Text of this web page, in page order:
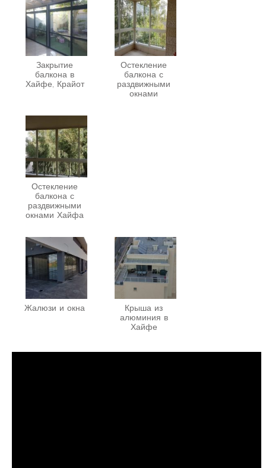
Закрытие
балкона в
Хайфе, Крайот
Остекление
балкона с
раздвижными
окнами
Остекление
балкона с
раздвижными
окнами Хайфа
Жалюзи и окна
Крыша из
алюминия в
Хайфе